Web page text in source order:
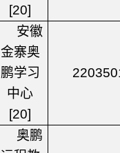
[20]
安徽
金寨奥
鹏学习
中心
[20]
奥鹏